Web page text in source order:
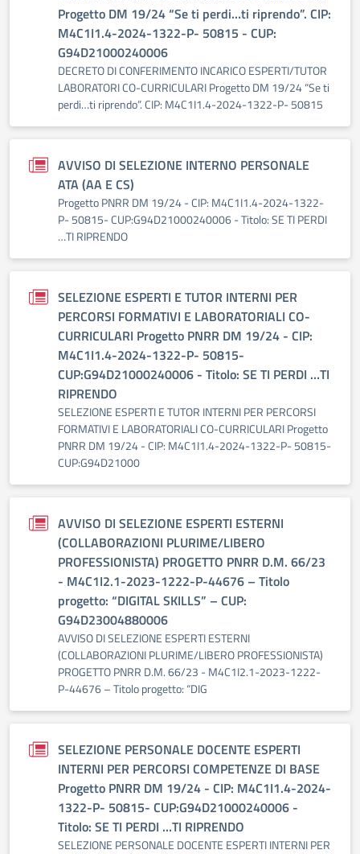
Progetto DM 19/24 “Se ti perdi…ti riprendo”. CIP:
M4C1I1.4-2024-1322-P- 50815 - CUP:
G94D21000240006
DECRETO DI CONFERIMENTO INCARICO ESPERTI/TUTOR
LABORATORI CO-CURRICULARI Progetto DM 19/24 “Se ti
perdi…ti riprendo”. CIP: M4C1I1.4-2024-1322-P- 50815
AVVISO DI SELEZIONE INTERNO PERSONALE
ATA (AA E CS)
Progetto PNRR DM 19/24 - CIP: M4C1I1.4-2024-1322-
P- 50815- CUP:G94D21000240006 - Titolo: SE TI PERDI
…TI RIPRENDO
SELEZIONE ESPERTI E TUTOR INTERNI PER
PERCORSI FORMATIVI E LABORATORIALI CO-
CURRICULARI Progetto PNRR DM 19/24 - CIP:
M4C1I1.4-2024-1322-P- 50815-
CUP:G94D21000240006 - Titolo: SE TI PERDI …TI
RIPRENDO
SELEZIONE ESPERTI E TUTOR INTERNI PER PERCORSI
FORMATIVI E LABORATORIALI CO-CURRICULARI Progetto
PNRR DM 19/24 - CIP: M4C1I1.4-2024-1322-P- 50815-
CUP:G94D21000
AVVISO DI SELEZIONE ESPERTI ESTERNI
(COLLABORAZIONI PLURIME/LIBERO
PROFESSIONISTA) PROGETTO PNRR D.M. 66/23
- M4C1I2.1-2023-1222-P-44676 – Titolo
progetto: “DIGITAL SKILLS” – CUP:
G94D23004880006
AVVISO DI SELEZIONE ESPERTI ESTERNI
(COLLABORAZIONI PLURIME/LIBERO PROFESSIONISTA)
PROGETTO PNRR D.M. 66/23 - M4C1I2.1-2023-1222-
P-44676 – Titolo progetto: “DIG
SELEZIONE PERSONALE DOCENTE ESPERTI
INTERNI PER PERCORSI COMPETENZE DI BASE
Progetto PNRR DM 19/24 - CIP: M4C1I1.4-2024-
1322-P- 50815- CUP:G94D21000240006 -
Titolo: SE TI PERDI …TI RIPRENDO
SELEZIONE PERSONALE DOCENTE ESPERTI INTERNI PER